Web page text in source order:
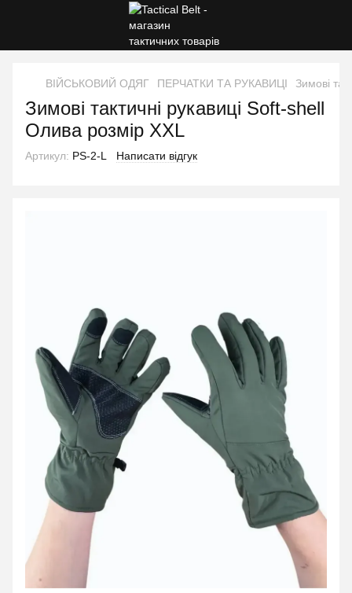
ВІЙСЬКОВИЙ ОДЯГ ПЕРЧАТКИ ТА РУКАВИЦІ Зимові
Зимові тактичні рукавиці Soft-shell
Олива розмір XXL
Артикул: PS-2-L Написати відгук